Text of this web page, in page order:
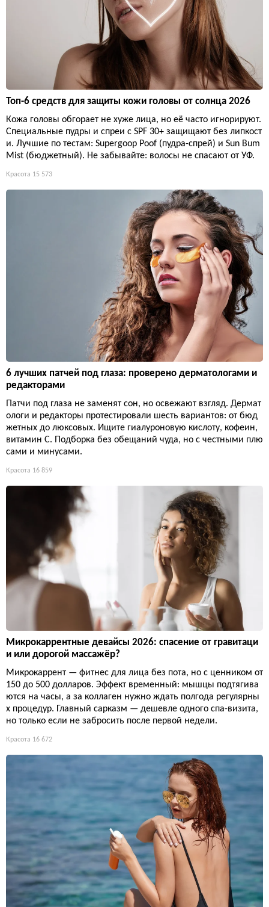
Топ-6 средств для защиты кожи головы от солнца 2026
Кожа головы обгорает не хуже лица, но её часто игнорируют.
Специальные пудры и спреи с SPF 30+ защищают без липкост
и. Лучшие по тестам: Supergoop Poof (пудра-спрей) и Sun Bum
Mist (бюджетный). Не забывайте: волосы не спасают от УФ.
Красота 15 573
6 лучших патчей под глаза: проверено дерматологами и
редакторами
Патчи под глаза не заменят сон, но освежают взгляд. Дермат
ологи и редакторы протестировали шесть вариантов: от бюд
жетных до люксовых. Ищите гиалуроновую кислоту, кофеин,
витамин С. Подборка без обещаний чуда, но с честными плю
сами и минусами.
Красота 16 859
Микрокаррентные девайсы 2026: спасение от гравитаци
и или дорогой массажёр?
Микрокаррент — фитнес для лица без пота, но с ценником от
150 до 500 долларов. Эффект временный: мышцы подтягива
ются на часы, а за коллаген нужно ждать полгода регулярны
х процедур. Главный сарказм — дешевле одного спа-визита,
но только если не забросить после первой недели.
Красота 16 672